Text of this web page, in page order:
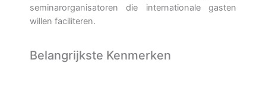
seminarorganisatoren die internationale gasten
willen faciliteren.
Belangrijkste Kenmerken